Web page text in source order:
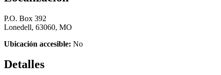
P.O. Box 392
Lonedell, 63060, MO
Ubicación accesible: No
Detalles